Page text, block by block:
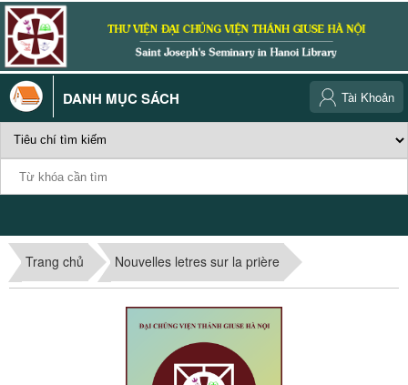
DANH MỤC SÁCH Tài Khoản
Trang chủ Nouvelles letres sur la prière